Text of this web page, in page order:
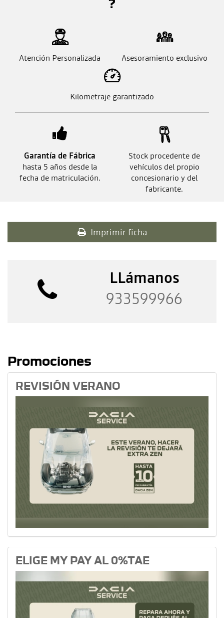
Atención Personalizada Asesoramiento exclusivo
Kilometraje garantizado
Garantía de Fábrica
hasta 5 años desde la
fecha de matriculación.
Stock procedente de
vehículos del propio
concesionario y del
fabricante.
Imprimir ficha
LLámanos
933599966
Promociones
REVISIÓN VERANO
ELIGE MY PAY AL 0%TAE